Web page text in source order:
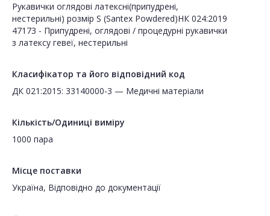
Рукавички оглядові латексні(припудрені,
нестерильні) розмір S (Santex Powdered)НК 024:2019
47173 - Припудрені, оглядові / процедурні рукавички
з латексу гевеї, нестерильні
Класифікатор та його відповідний код
ДК 021:2015: 33140000-3 — Медичні матеріали
Кількість/Одиниці виміру
1000 пара
Місце поставки
Україна, Відповідно до документації